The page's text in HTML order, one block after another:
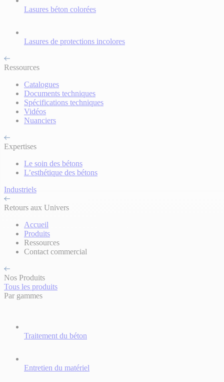
Lasures béton colorées
Lasures de protections incolores
Ressources
Catalogues
Documents techniques
Spécifications techniques
Vidéos
Nuanciers
Expertises
Le soin des bétons
L’esthétique des bétons
Industriels
Retours aux Univers
Accueil
Produits
Ressources
Contact commercial
Nos Produits
Tous les produits
Par gammes
Traitement du béton
Entretien du matériel